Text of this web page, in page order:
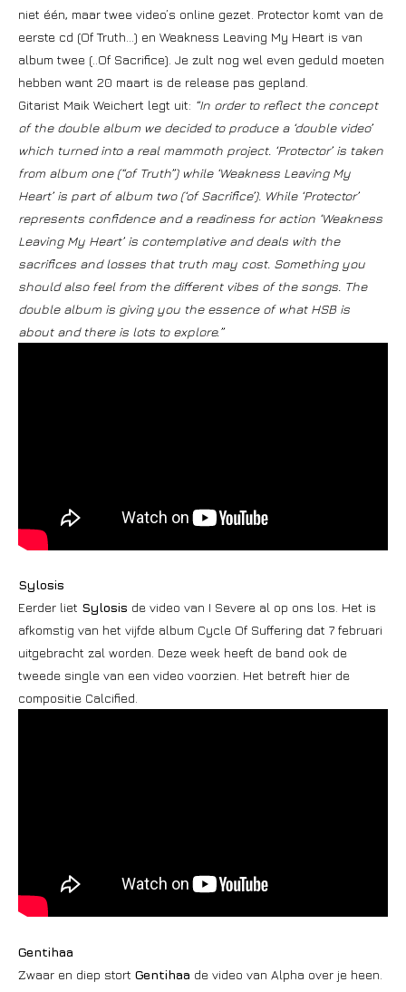
niet één, maar twee video’s online gezet. Protector komt van de
eerste cd (Of Truth…) en Weakness Leaving My Heart is van
album twee (..Of Sacrifice). Je zult nog wel even geduld moeten
hebben want 20 maart is de release pas gepland.
Gitarist Maik Weichert legt uit: “In order to reflect the concept
of the double album we decided to produce a ‘double video’
which turned into a real mammoth project. ‘Protector’ is taken
from album one (“of Truth”) while ‘Weakness Leaving My
Heart’ is part of album two (‘of Sacrifice’). While ‘Protector’
represents confidence and a readiness for action ‘Weakness
Leaving My Heart’ is contemplative and deals with the
sacrifices and losses that truth may cost. Something you
should also feel from the different vibes of the songs. The
double album is giving you the essence of what HSB is
about and there is lots to explore.”
Sylosis
Eerder liet Sylosis de video van I Severe al op ons los. Het is
afkomstig van het vijfde album Cycle Of Suffering dat 7 februari
uitgebracht zal worden. Deze week heeft de band ook de
tweede single van een video voorzien. Het betreft hier de
compositie Calcified.
Gentihaa
Zwaar en diep stort Gentihaa de video van Alpha over je heen.